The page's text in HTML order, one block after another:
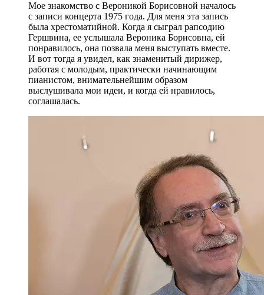
Мое знакомство с Вероникой Борисовной началось
с записи концерта 1975 года. Для меня эта запись
была хрестоматийной. Когда я сыграл рапсодию
Гершвина, ее услышала Вероника Борисовна, ей
понравилось, она позвала меня выступать вместе.
И вот тогда я увидел, как знаменитый дирижер,
работая с молодым, практически начинающим
пианистом, внимательнейшим образом
выслушивала мои идеи, и когда ей нравилось,
соглашалась.